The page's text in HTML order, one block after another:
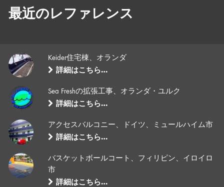
最近のレファレンス
Keider住宅棟、オランダ
詳細はこちら…
Sea Freshの拡張工事、オランダ・ユルク
詳細はこちら…
アクセスバルコニー、ドイツ、ミュールハイム市
詳細はこちら…
バスケットボールコート、フィリピン、イロイロ
市
詳細はこちら…